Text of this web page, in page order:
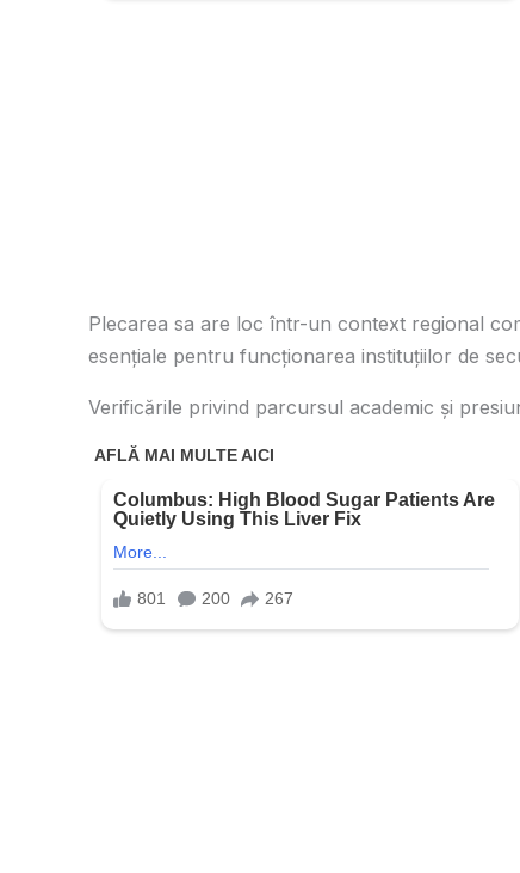
Plecarea sa are loc într-un context regional
esențiale pentru funcționarea instituțiilor de
Verificările privind parcursul academic și